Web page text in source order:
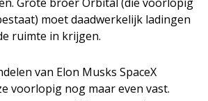
moet daadwerkelijk ladingen
ruimte in krijgen.
van Elon Musks SpaceX
voorlopig nog maar even vast.